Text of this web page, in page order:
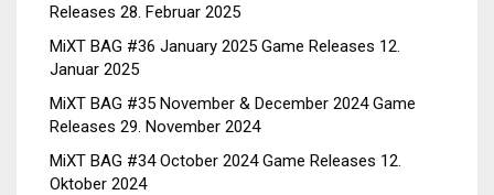
Releases 28. Februar 2025
MiXT BAG #36 January 2025 Game Releases 12.
Januar 2025
MiXT BAG #35 November & December 2024 Game
Releases 29. November 2024
MiXT BAG #34 October 2024 Game Releases 12.
Oktober 2024